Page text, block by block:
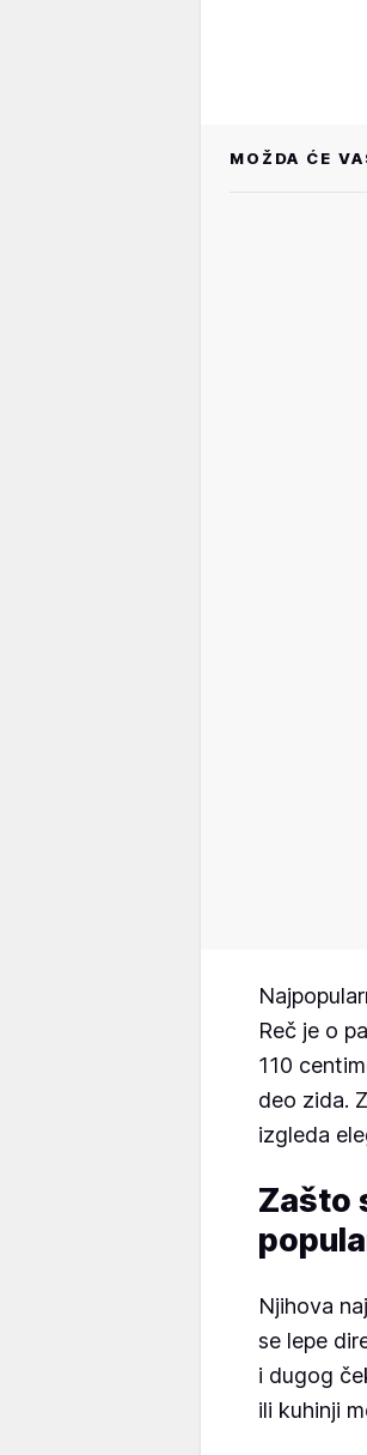
MOŽDA ĆE
Reč je o
110
deo zida.
izgleda
Zašto
Njihova
se lepe
i dugog
ili kuhinji